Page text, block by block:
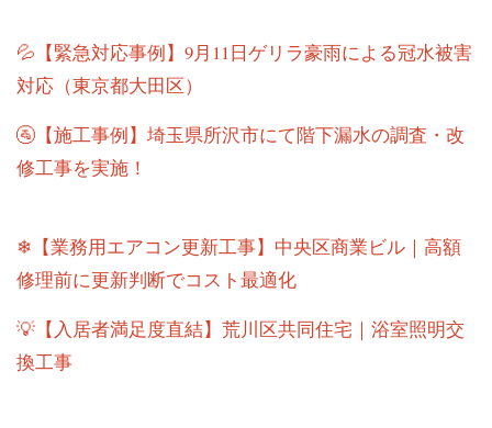
💦【緊急対応事例】9月11日ゲリラ豪雨による冠水被害
対応（東京都大田区）
🚰【施工事例】埼玉県所沢市にて階下漏水の調査・改
修工事を実施！
❄【業務用エアコン更新工事】中央区商業ビル｜高額
修理前に更新判断でコスト最適化
💡【入居者満足度直結】荒川区共同住宅｜浴室照明交
換工事